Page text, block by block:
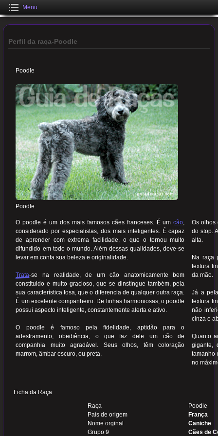
Menu
Perfil da raça-Poodle
Poodle
Poodle
O poodle é um dos mais famosos cães franceses. É umcão,
considerado por especialistas, dos mais inteligentes. É capaz
de aprender com extrema facilidade, o que o tornou muito
difundido em todo o mundo. Além dessas qualidades, deve-se
levar em conta sua beleza e originalidade.
Trata-se na realidade, de um cão anatomicamente bem
constituido e muito gracioso, que se dinstingue também, pela
sua característica tosa, que o diferencia de qualquer outra raça.
É um excelente companheiro. De linhas harmoniosas, o poodle
possui aspecto inteligente, constantemente alerta e ativo.
O poodle é famoso pela fidelidade, aptidão para o
adestramento, obediência, o que faz dele um cão de
companhia muito agradável. Seus olhos, têm coloração
marrom, âmbar escuro, ou preta.
Os olhos
do stop.
alta.
Na raça
textura
da mão.
Já a
textura
não
cinza e
Quanto
gigante,
tamanho
no
Ficha da Raça
Raça
Poodle
País de origem
França
Nome orginal
Caniche
Grupo 9
Cães de